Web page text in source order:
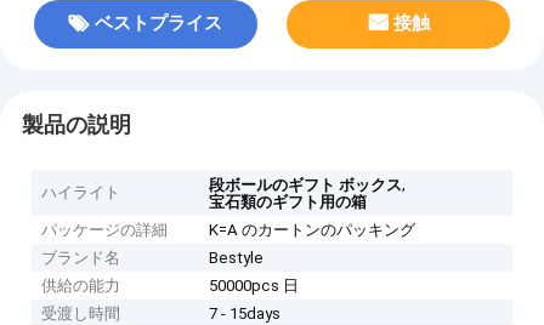
ベストプライス 接触
製品の説明
ハイライト 段ボールのギフト ボックス,
宝石類のギフト用の箱
パッケージの詳細
K=A のカートンのパッキング
ブランド名
Bestyle
供給の能力
50000pcs 日
受渡し時間
7 - 15days